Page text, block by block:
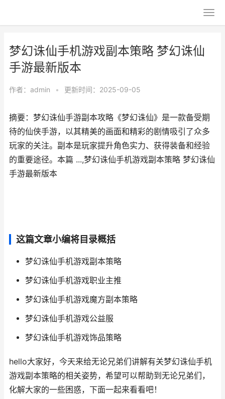
梦幻诛仙手机游戏副本策略 梦幻诛仙
手游最新版本
作者： admin • 更新时间：2025-09-05
摘要：梦幻诛仙手游副本攻略《梦幻诛仙》是一款备受期
待的仙侠手游，以其精美的画面和精彩的剧情吸引了众多
玩家的关注。副本是玩家提升角色实力、获得装备和经验
的重要途径。本篇 ...,梦幻诛仙手机游戏副本策略 梦幻诛仙
手游最新版本
这篇文章小编将目录概括
梦幻诛仙手机游戏副本策略
梦幻诛仙手机游戏职业主推
梦幻诛仙手机游戏魔方副本策略
梦幻诛仙手机游戏公益服
梦幻诛仙手机游戏饰品策略
hello大家好，今天来给无论兄弟们讲解有关梦幻诛仙手机
游戏副本策略的相关姿势，希望可以帮助到无论兄弟们，
化解大家的一些困惑，下面一起来看看吧！